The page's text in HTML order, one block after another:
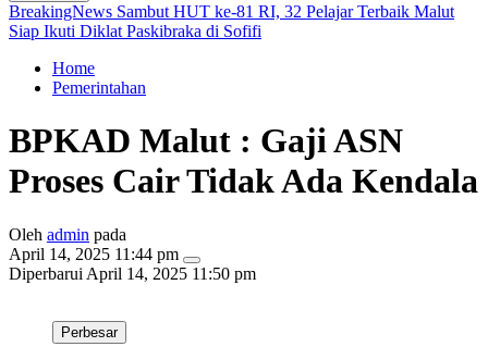
BreakingNews Sambut HUT ke-81 RI, 32 Pelajar Terbaik Malut
Siap Ikuti Diklat Paskibraka di Sofifi
Home
Pemerintahan
BPKAD Malut : Gaji ASN
Proses Cair Tidak Ada Kendala
Oleh admin pada
April 14, 2025 11:44 pm
Diperbarui April 14, 2025 11:50 pm
Perbesar